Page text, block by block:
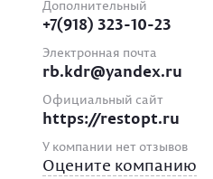
Дополнительный
+7(918) 323-10-23
Электронная почта
rb.kdr@yandex.ru
Официальный сайт
https://restopt.ru
У компании нет отзывов
Оцените компанию